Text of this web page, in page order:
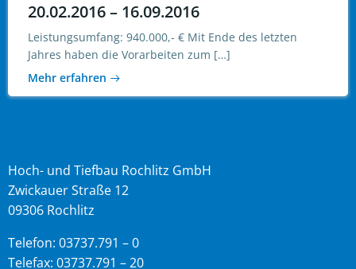
20.02.2016 – 16.09.2016
Leistungsumfang: 940.000,- € Mit Ende des letzten
Jahres haben die Vorarbeiten zum […]
Mehr erfahren
Hoch- und Tiefbau Rochlitz GmbH
Zwickauer Straße 12
09306 Rochlitz
Telefon: 03737.791 – 0
Telefax: 03737.791 – 20